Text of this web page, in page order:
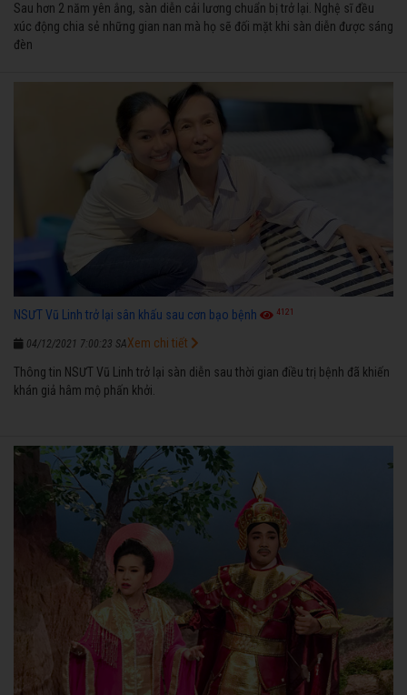
Sau hơn 2 năm yên ắng, sàn diễn cải lương chuẩn bị trở lại. Nghệ sĩ đều
xúc động chia sẻ những gian nan mà họ sẽ đối mặt khi sàn diễn được sáng
đèn
NSƯT Vũ Linh trở lại sân khấu sau cơn bạo bệnh 4121
04/12/2021 7:00:23 SA
Thông tin NSƯT Vũ Linh trở lại sàn diễn sau thời gian điều trị bệnh đã khiến
khán giả hâm mộ phấn khởi.
Xem chi tiết